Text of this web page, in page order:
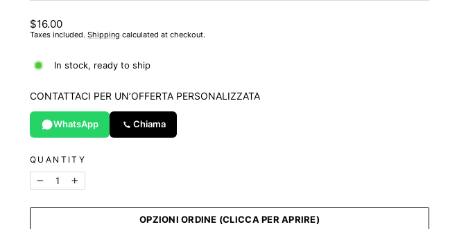
List
price
$16.00
Taxes included. Shipping calculated at checkout.
In stock, ready to ship
CONTATTACI PER UN’OFFERTA PERSONALIZZATA
WhatsApp Chiama
QUANTITY
− +
OPZIONI ORDINE (CLICCA PER APRIRE)